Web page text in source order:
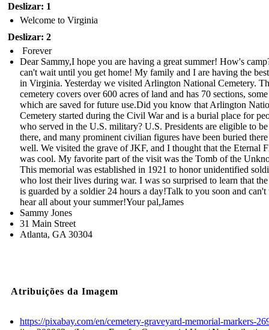
Deslizar: 1
Welcome to Virginia
Deslizar: 2
Forever
Dear Sammy,I hope you are having a great summer! How's
can't wait until you get home! My family and I are having the
in Virginia. Yesterday we visited Arlington National Cemetery.
cemetery covers over 600 acres of land and has 70 sections,
which are saved for future use.Did you know that Arlington
Cemetery started during the Civil War and is a burial place for
who served in the U.S. military? U.S. Presidents are eligible to
there, and many prominent civilian figures have been buried there
well. We visited the grave of JKF, and I thought that the Eternal
was cool. My favorite part of the visit was the Tomb of the
This memorial was established in 1921 to honor unidentified
who lost their lives during war. I was so surprised to learn that
is guarded by a soldier 24 hours a day!Talk to you soon and
hear all about your summer!Your pal,James
Sammy Jones
31 Main Street
Atlanta, GA 30304
Atribuições da Imagem
https://pixabay.com/en/cemetery-graveyard-memorial-markers-